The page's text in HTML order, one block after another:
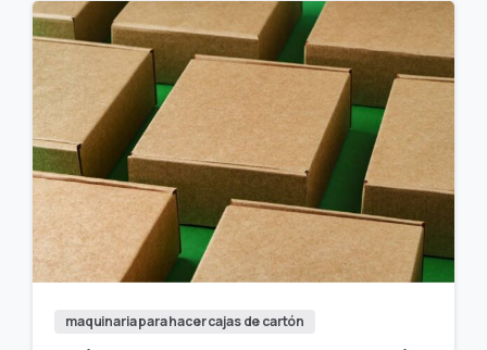
maquinaria para hacer cajas de cartón